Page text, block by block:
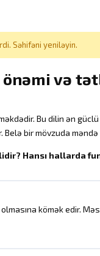
Səhifəni yeniləyin.
və
Bu dilin ən
bir mövzuda məndə
Hansı hallarda
kömək edir.